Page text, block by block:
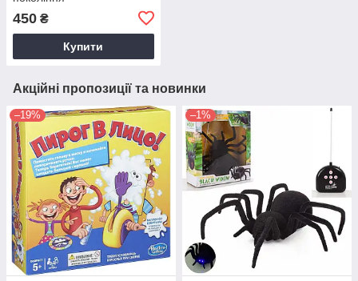
450 ₴
Купити
Акційні пропозиції та новинки
–19% –1%